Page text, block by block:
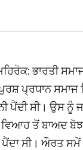
ਭਾਰਤੀ
ਪ੍ਰਧਾਨ
ਪੈਂਦੀ ਸੀ। ਉਸ ਨੂੰ
ਤੋਂ ਬਾਅਦ
ਪੈਂਦਾ ਸੀ। ਔਰਤ